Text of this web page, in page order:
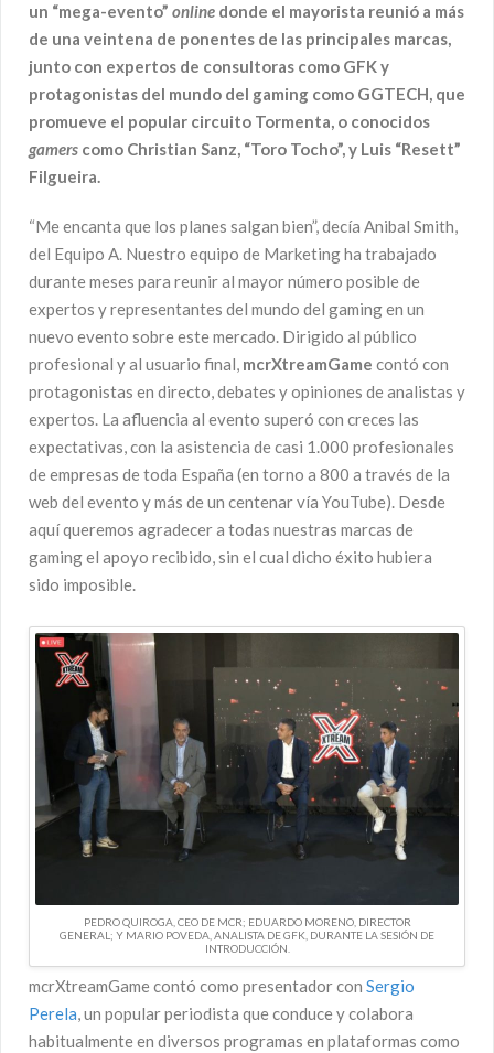
un “mega-evento” online donde el mayorista reunió a más
de una veintena de ponentes de las principales marcas,
junto con expertos de consultoras como GFK y
protagonistas del mundo del gaming como GGTECH, que
promueve el popular circuito Tormenta, o conocidos
gamers como Christian Sanz, “Toro Tocho”, y Luis “Resett”
Filgueira.
“Me encanta que los planes salgan bien”, decía Anibal Smith,
del Equipo A. Nuestro equipo de Marketing ha trabajado
durante meses para reunir al mayor número posible de
expertos y representantes del mundo del gaming en un
nuevo evento sobre este mercado. Dirigido al público
profesional y al usuario final, mcrXtreamGame contó con
protagonistas en directo, debates y opiniones de analistas y
expertos. La afluencia al evento superó con creces las
expectativas, con la asistencia de casi 1.000 profesionales
de empresas de toda España (en torno a 800 a través de la
web del evento y más de un centenar vía YouTube). Desde
aquí queremos agradecer a todas nuestras marcas de
gaming el apoyo recibido, sin el cual dicho éxito hubiera
sido imposible.
PEDRO QUIROGA, CEO DE MCR; EDUARDO MORENO, DIRECTOR
GENERAL; Y MARIO POVEDA, ANALISTA DE GFK, DURANTE LA SESIÓN DE
INTRODUCCIÓN.
mcrXtreamGame contó como presentador con Sergio
Perela, un popular periodista que conduce y colabora
habitualmente en diversos programas en plataformas como